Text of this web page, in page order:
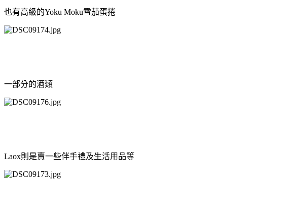
也有高級的Yoku Moku雪茄蛋捲
一部分的酒類
Laox則是賣一些伴手禮及生活用品等